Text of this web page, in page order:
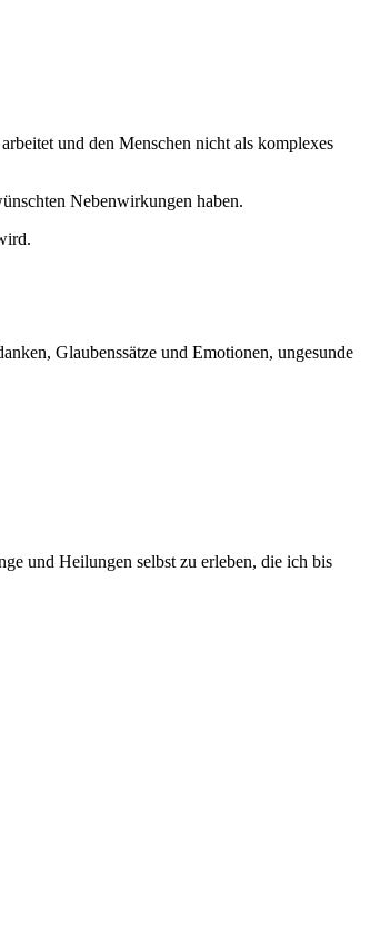
und den Menschen nicht als komplexes
Nebenwirkungen haben.
Glaubenssätze und Emotionen, ungesunde
und Heilungen selbst zu erleben, die ich bis